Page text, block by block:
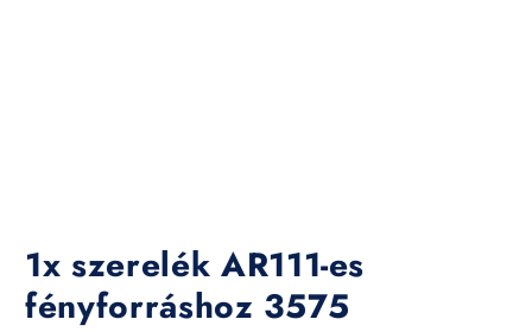
1x szerelék AR111-es
fényforráshoz 3575